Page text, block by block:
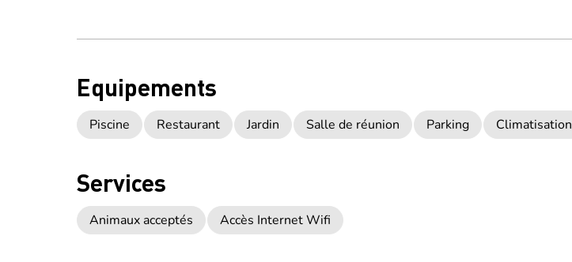
Equipements
Piscine Restaurant Jardin Salle de réunion Parking Climatisation
Services
Animaux acceptés Accès Internet Wifi